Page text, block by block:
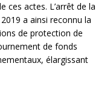
ces actes. L’arrêt de la
a ainsi reconnu la
de protection de
de fonds
élargissant